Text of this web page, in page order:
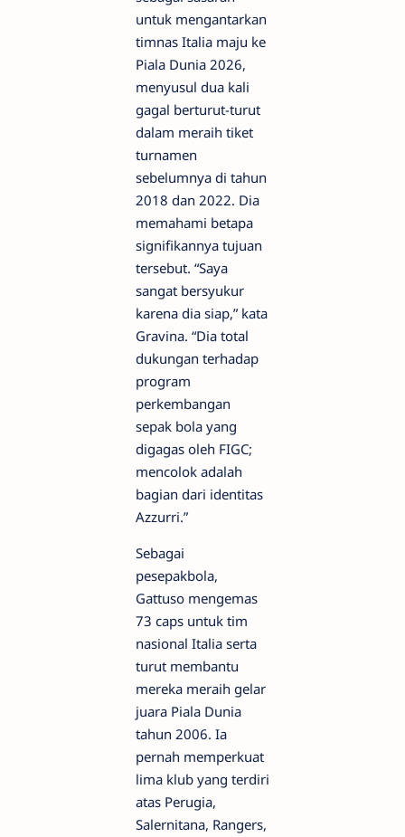
untuk mengantarkan
timnas Italia maju ke
Piala Dunia 2026,
menyusul dua kali
gagal berturut-turut
dalam meraih tiket
turnamen
sebelumnya di tahun
2018 dan 2022. Dia
memahami betapa
signifikannya tujuan
tersebut. “Saya
sangat bersyukur
karena dia siap,” kata
Gravina. “Dia total
dukungan terhadap
program
perkembangan
sepak bola yang
digagas oleh FIGC;
mencolok adalah
bagian dari identitas
Azzurri.”
Sebagai
pesepakbola,
Gattuso mengemas
73 caps untuk tim
nasional Italia serta
turut membantu
mereka meraih gelar
juara Piala Dunia
tahun 2006. Ia
pernah memperkuat
lima klub yang terdiri
atas Perugia,
Salernitana, Rangers,